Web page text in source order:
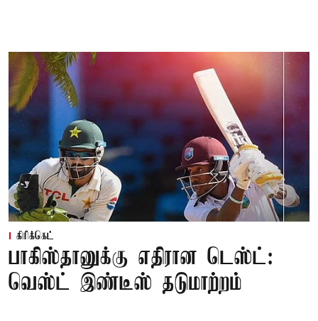
கிரிக்கெட்
பாகிஸ்தானுக்கு எதிரான டெஸ்ட்:
வெஸ்ட் இண்டீஸ் தடுமாற்றம்